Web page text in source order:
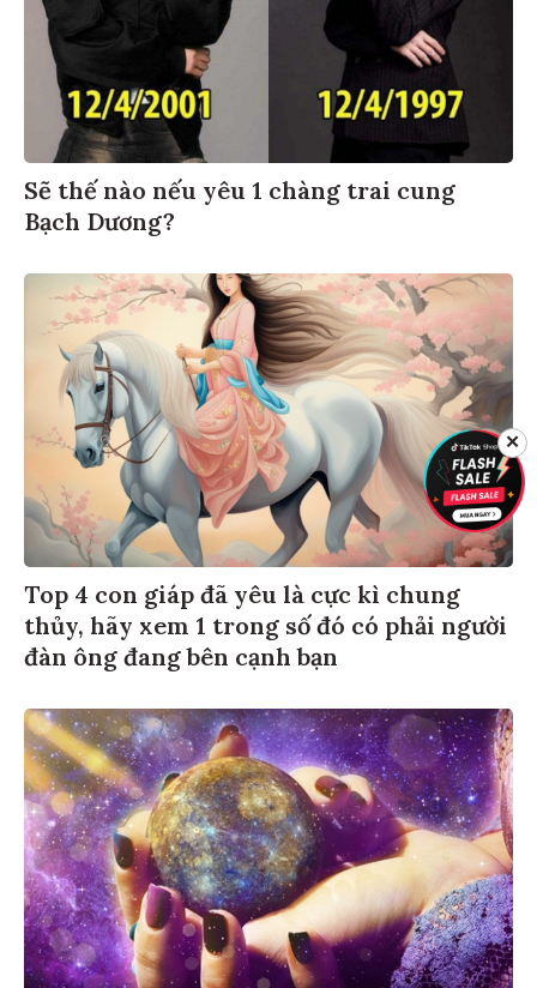
Sẽ thế nào nếu yêu 1 chàng trai cung
Bạch Dương?
Top 4 con giáp đã yêu là cực kì chung
thủy, hãy xem 1 trong số đó có phải người
đàn ông đang bên cạnh bạn
✕